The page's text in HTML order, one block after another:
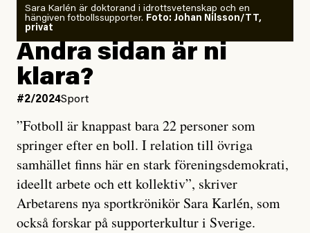
Sara Karlén är doktorand i idrottsvetenskap och en
hängiven fotbollssupporter. Foto: Johan Nilsson/TT,
privat
Andra sidan är ni
klara?
#2/2024Sport
”Fotboll är knappast bara 22 personer som
springer efter en boll. I relation till övriga
samhället finns här en stark föreningsdemokrati,
ideellt arbete och ett kollektiv”, skriver
Arbetarens nya sportkrönikör Sara Karlén, som
också forskar på supporterkultur i Sverige.